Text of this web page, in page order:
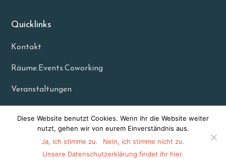
Quicklinks
Kontakt
Räume.Events.Coworking
Veranstaltungen
Datenschutzerklärung
Diese Website benutzt Cookies. Wenn ihr die Website weiter
nutzt, gehen wir von eurem Einverständnis aus.
Ja, ich stimme zu.
Nein, ich stimme nicht zu.
Unsere Datenschutzerklärung findet ihr hier.